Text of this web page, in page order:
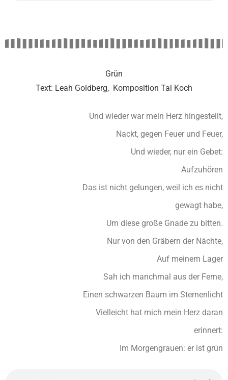
Grün
Text: Leah Goldberg, Komposition Tal Koch
Und wieder war mein Herz hingestellt,
Nackt, gegen Feuer und Feuer,
Und wieder, nur ein Gebet:
Aufzuhören
Das ist nicht gelungen, weil ich es nicht
gewagt habe,
Um diese große Gnade zu bitten.
Nur von den Gräbern der Nächte,
Auf meinem Lager
Sah ich manchmal aus der Ferne,
Einen schwarzen Baum im Sternenlicht
Vielleicht hat mich mein Herz daran
erinnert:
Im Morgengrauen: er ist grün